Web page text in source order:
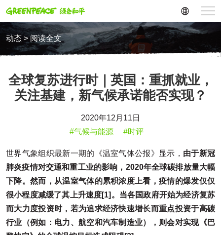
动态 > 阅读全文
全球复苏进行时｜英国：重抓就业，
关注基建，新气候承诺能否实现？
2020年12月11日
#气候与能源
#时评
世界气象组织最新一期的《温室气体公报》显示， 由于新冠
肺炎疫情对交通和重工业的影响，2020年全球碳排放量大幅
下降。然而，从温室气体的累积浓度上看，疫情的爆发仅仅
很小程度减缓了其上升速度[1]。当各国政府开始为经济复苏
而大力度投资时，若为追求经济快速增长而重点投资于高碳
行业（例如：电力、航空和汽车制造业），则会对实现《巴